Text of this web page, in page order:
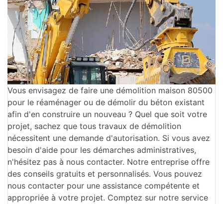
Vous envisagez de faire une démolition maison 80500
pour le réaménager ou de démolir du béton existant
afin d'en construire un nouveau ? Quel que soit votre
projet, sachez que tous travaux de démolition
nécessitent une demande d'autorisation. Si vous avez
besoin d'aide pour les démarches administratives,
n'hésitez pas à nous contacter. Notre entreprise offre
des conseils gratuits et personnalisés. Vous pouvez
nous contacter pour une assistance compétente et
appropriée à votre projet. Comptez sur notre service